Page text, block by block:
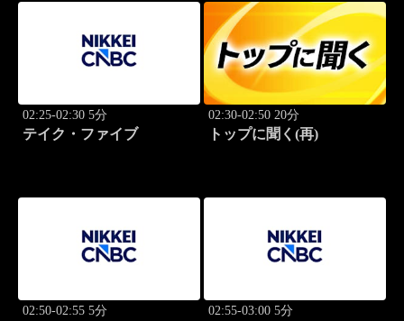
02:25-02:30 5分
テイク・ファイブ
02:30-02:50 20分
トップに聞く(再)
02:50-02:55 5分 02:55-03:00 5分